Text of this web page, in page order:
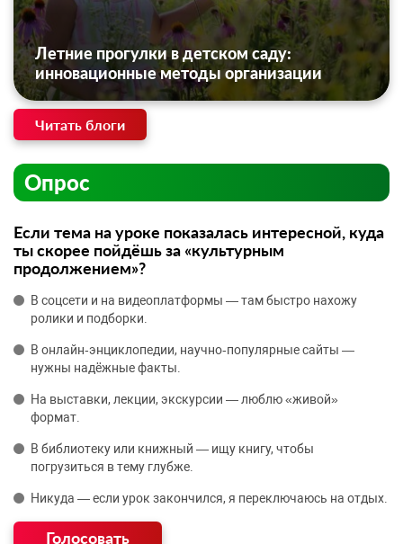
Летние прогулки в детском саду:
инновационные методы организации
Читать блоги
Опрос
Если тема на уроке показалась интересной, куда
ты скорее пойдёшь за «культурным
продолжением»?
В соцсети и на видеоплатформы — там быстро нахожу
ролики и подборки.
В онлайн‑энциклопедии, научно‑популярные сайты —
нужны надёжные факты.
На выставки, лекции, экскурсии — люблю «живой»
формат.
В библиотеку или книжный — ищу книгу, чтобы
погрузиться в тему глубже.
Никуда — если урок закончился, я переключаюсь на отдых.